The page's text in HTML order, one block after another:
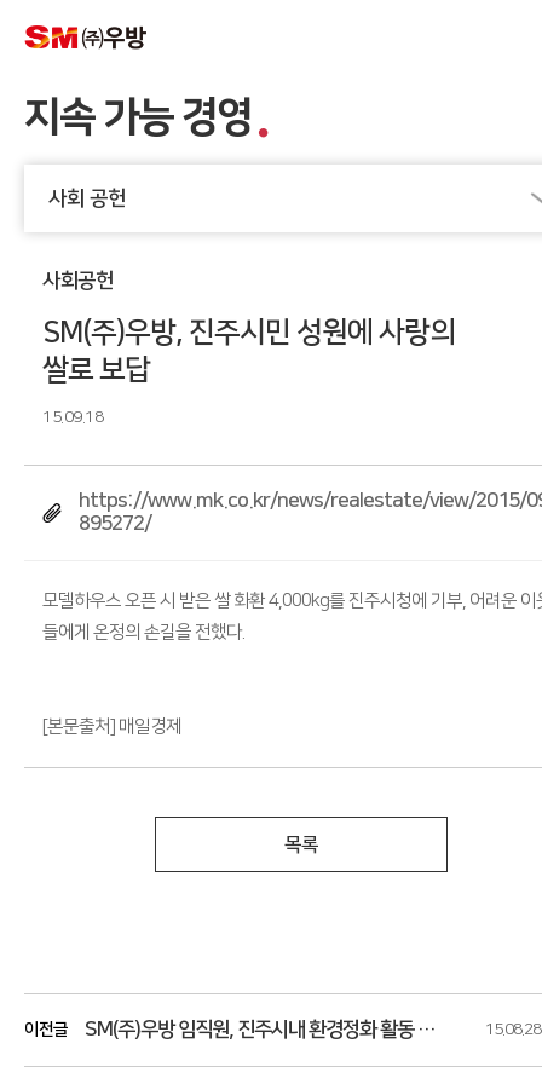
지속 가능 경영
사회 공헌
사회공헌
SM(주)우방, 진주시민 성원에 사랑의
쌀로 보답
15.09.18
https://www.mk.co.kr/news/realestate/view/2015/
895272/
모델하우스 오픈 시 받은 쌀 화환 4,000kg를 진주시청에 기부, 어려운 이
들에게 온정의 손길을 전했다.
[본문출처] 매일경제
목록
이전글 SM(주)우방 임직원, 진주시내 환경정화 활동 펼쳐 15.08.28